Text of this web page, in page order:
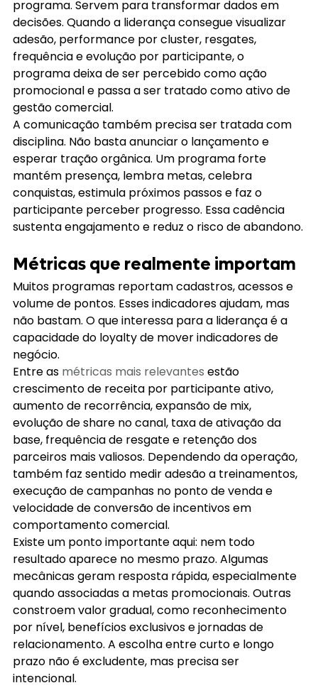
programa. Servem para transformar dados em
decisões. Quando a liderança consegue visualizar
adesão, performance por cluster, resgates,
frequência e evolução por participante, o
programa deixa de ser percebido como ação
promocional e passa a ser tratado como ativo de
gestão comercial.
A comunicação também precisa ser tratada com
disciplina. Não basta anunciar o lançamento e
esperar tração orgânica. Um programa forte
mantém presença, lembra metas, celebra
conquistas, estimula próximos passos e faz o
participante perceber progresso. Essa cadência
sustenta engajamento e reduz o risco de abandono.
Métricas que realmente importam
Muitos programas reportam cadastros, acessos e
volume de pontos. Esses indicadores ajudam, mas
não bastam. O que interessa para a liderança é a
capacidade do loyalty de mover indicadores de
negócio.
Entre as métricas mais relevantes estão
crescimento de receita por participante ativo,
aumento de recorrência, expansão de mix,
evolução de share no canal, taxa de ativação da
base, frequência de resgate e retenção dos
parceiros mais valiosos. Dependendo da operação,
também faz sentido medir adesão a treinamentos,
execução de campanhas no ponto de venda e
velocidade de conversão de incentivos em
comportamento comercial.
Existe um ponto importante aqui: nem todo
resultado aparece no mesmo prazo. Algumas
mecânicas geram resposta rápida, especialmente
quando associadas a metas promocionais. Outras
constroem valor gradual, como reconhecimento
por nível, benefícios exclusivos e jornadas de
relacionamento. A escolha entre curto e longo
prazo não é excludente, mas precisa ser
intencional.